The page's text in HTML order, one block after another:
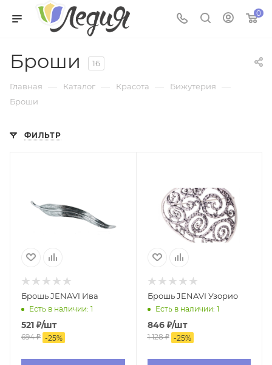
0
Броши 16
Главная — Каталог — Красота — Бижутерия —
Броши
ФИЛЬТР
Брошь JENAVI Ива
Есть в наличии: 1
521 ₽/шт
694₽ -25%
Брошь JENAVI Узорио
Есть в наличии: 1
846₽/шт
1 128₽ -25%